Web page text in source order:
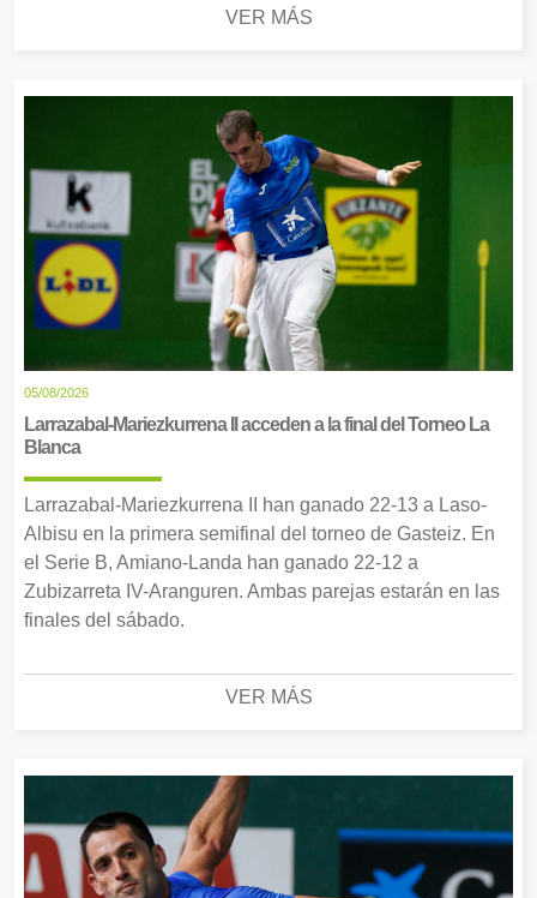
VER MÁS
05/08/2026
Larrazabal-Mariezkurrena II acceden a la final del Torneo La
Blanca
Larrazabal-Mariezkurrena II han ganado 22-13 a Laso-
Albisu en la primera semifinal del torneo de Gasteiz. En
el Serie B, Amiano-Landa han ganado 22-12 a
Zubizarreta IV-Aranguren. Ambas parejas estarán en las
finales del sábado.
VER MÁS